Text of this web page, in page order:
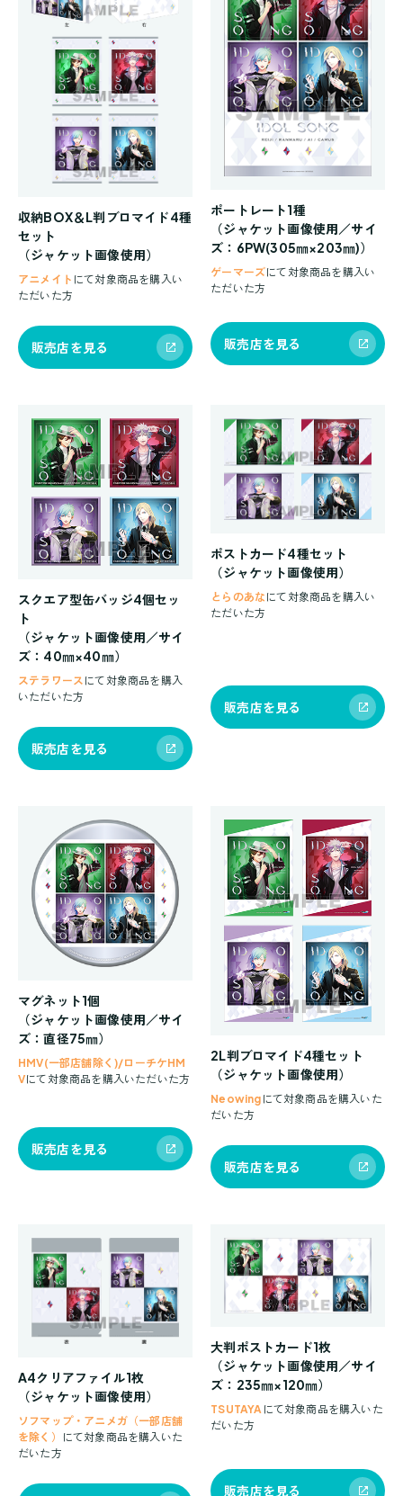
収納BOX＆L判ブロマイド4種
セット
（ジャケット画像使用）
アニメイト にて対象商品を購入い
ただいた方
販売店を見る
ポートレート1種
（ジャケット画像使用／サイ
ズ：6PW(305㎜×203㎜)）
ゲーマーズにて対象商品を購入い
ただいた方
販売店を見る
スクエア型缶バッジ4個セッ
ト
（ジャケット画像使用／サイ
ズ：40㎜×40㎜）
ステラワース にて対象商品を購入
いただいた方
販売店を見る
ポストカード4種セット
（ジャケット画像使用）
とらのあな にて対象商品を購入い
ただいた方
販売店を見る
マグネット1個
（ジャケット画像使用／サイ
ズ：直径75㎜）
HMV(一部店舗除く)/ローチケHM
Vにて対象商品を購入いただいた方
販売店を見る
2L判ブロマイド4種セット
（ジャケット画像使用）
Neowing にて対象商品を購入いた
だいた方
販売店を見る
A4クリアファイル1枚
（ジャケット画像使用）
ソフマップ・アニメガ（一部店舗
を除く）
にて対象商品を購入いた
だいた方
大判ポストカード1枚
（ジャケット画像使用／サイ
ズ：235㎜×120㎜）
TSUTAYA にて対象商品を購入いた
だいた方
販売店を見る